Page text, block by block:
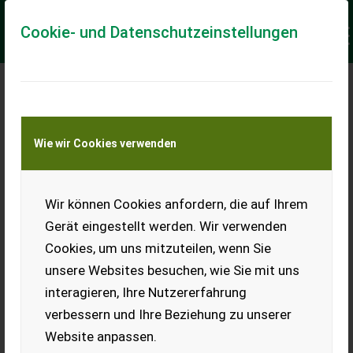
Cookie- und Datenschutzeinstellungen
Wie wir Cookies verwenden
Wir können Cookies anfordern, die auf Ihrem
Gerät eingestellt werden. Wir verwenden
Cookies, um uns mitzuteilen, wenn Sie
unsere Websites besuchen, wie Sie mit uns
interagieren, Ihre Nutzererfahrung
verbessern und Ihre Beziehung zu unserer
Website anpassen.
Meine Transportkostenanfrage
Transport von Land- und Baumaschinen –
KEINE Tiertransporte
Ladeort
Ort